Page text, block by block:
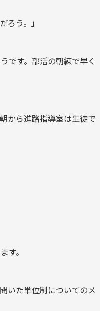
ろう。」
です。部活の朝練で早く
から進路指導室は生徒で
す。
いた単位制についてのメ